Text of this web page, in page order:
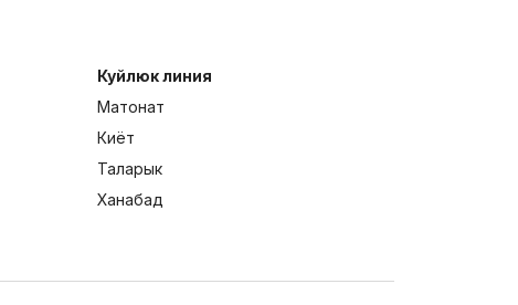
Куйлюк линия
Матонат
Киёт
Таларык
Ханабад